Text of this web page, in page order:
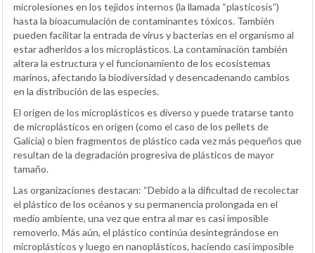
microlesiones en los tejidos internos (la llamada “plasticosis”)
hasta la bioacumulación de contaminantes tóxicos. También
pueden facilitar la entrada de virus y bacterias en el organismo al
estar adheridos a los microplásticos. La contaminación también
altera la estructura y el funcionamiento de los ecosistemas
marinos, afectando la biodiversidad y desencadenando cambios
en la distribución de las especies.
El origen de los microplásticos es diverso y puede tratarse tanto
de microplásticos en origen (como el caso de los pellets de
Galicia) o bien fragmentos de plástico cada vez más pequeños que
resultan de la degradación progresiva de plásticos de mayor
tamaño.
Las organizaciones destacan: “Debido a la dificultad de recolectar
el plástico de los océanos y su permanencia prolongada en el
medio ambiente, una vez que entra al mar es casi imposible
removerlo. Más aún, el plástico continúa desintegrándose en
microplásticos y luego en nanoplásticos, haciendo casi imposible